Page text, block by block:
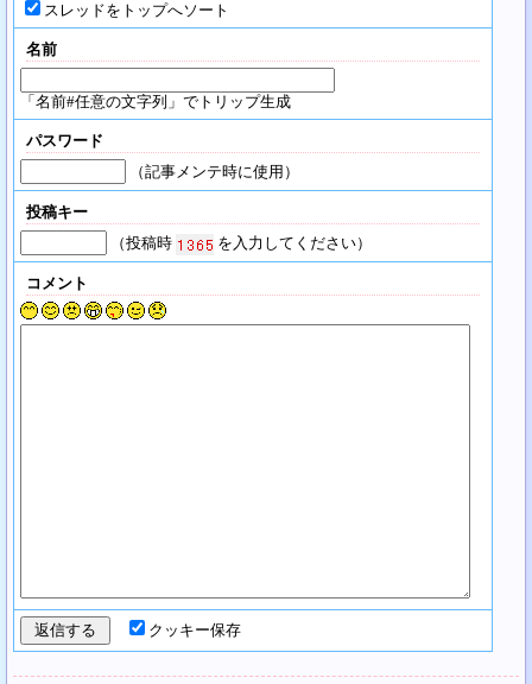
スレッドをトップへソート
名前
「名前#任意の文字列」でトリップ生成
パスワード
（記事メンテ時に使用）
投稿キー
（投稿時
を入力してください）
コメント
クッキー保存